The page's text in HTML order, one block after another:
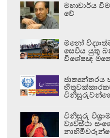
මහාචාර්ය
වේ
මනෝ
සෙවිය යුතු
විශේෂඥ
ජාත්‍යන්තරය
විනිසුරුවන්ගේ
විනිසුරු
ව්‍යවස්ථා